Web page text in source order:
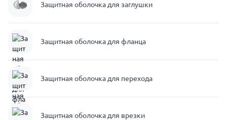
Защитная оболочка для заглушки
Защитная оболочка для фланца
Защитная оболочка для перехода
Защитная оболочка для врезки